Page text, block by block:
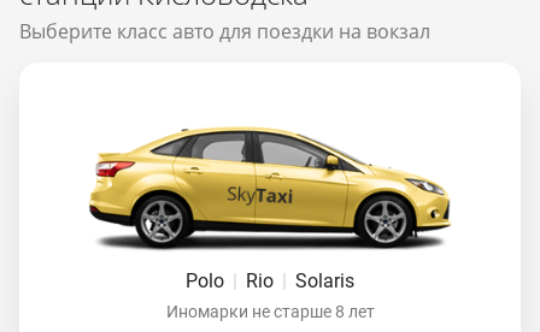
Выберите класс авто для поездки на вокзал
Polo | Rio | Solaris
Иномарки не старше 8 лет